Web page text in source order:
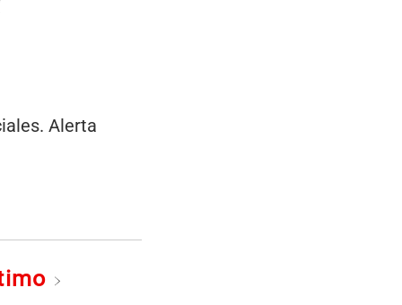
Alerta